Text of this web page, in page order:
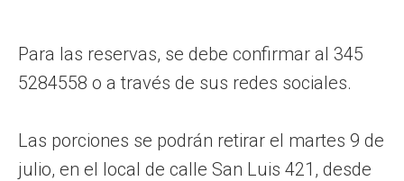
Para las reservas, se debe confirmar al 345
5284558 o a través de sus redes sociales.
Las porciones se podrán retirar el martes 9 de
julio, en el local de calle San Luis 421, desde